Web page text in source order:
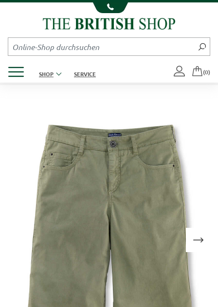
Kompletten Head der Seite überspringen
SHOP SERVICE (0)